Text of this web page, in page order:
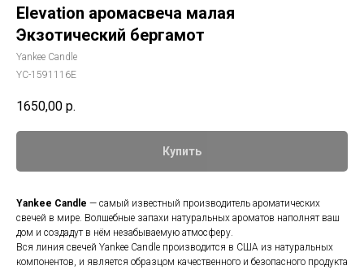
Elevation аромасвеча малая
Экзотический бергамот
Yankee Candle
YC-1591116E
1650,00 р.
Купить
Yankee Candle — самый известный производитель ароматических
свечей в мире. Волшебные запахи натуральных ароматов наполнят ваш
дом и создадут в нём незабываемую атмосферу.
Вся линия свечей Yankee Candle производится в США из натуральных
компонентов, и является образцом качественного и безопасного продукта